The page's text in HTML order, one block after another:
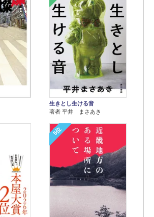
生きとし生ける音
著者 平井 まさあき
5位